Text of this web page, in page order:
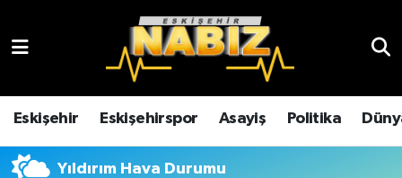
Eskişehir Eskişehirspor Asayiş Politika
Yıldırım Hava Durumu
Çevre
Dünya
Eskişehir Hava Durumu
Eskişehir Trafik Yoğunluk Haritası
TFF 3.Lig 4.Grup Puan Durumu ve Fikstür